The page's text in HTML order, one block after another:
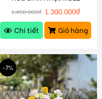
1.450.000₫ 1.300.000₫
Chi tiết
Giỏ hàng
-7%